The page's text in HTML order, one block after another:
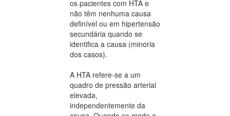
os pacientes com HTA e
não têm nenhuma causa
definível ou em hipertensão
secundária quando se
identifica a causa (minoria
dos casos).
A HTA refere-se a um
quadro de pressão arterial
elevada,
independentemente da